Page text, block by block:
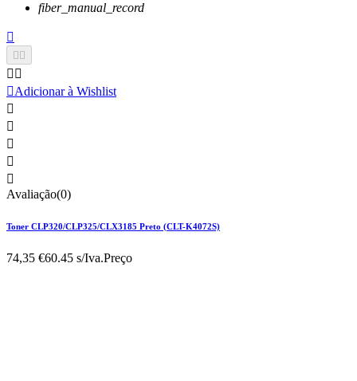
fiber_manual_record

 
 
Adicionar à Wishlist





Avaliação(0)
Toner CLP320/CLP325/CLX3185 Preto (CLT-K4072S)
74,35 €60.45 s/Iva.Preço